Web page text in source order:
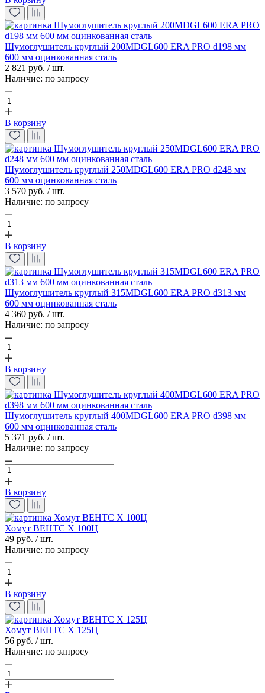
Шумоглушитель круглый 200MDGL600 ERA PRO d198 мм
600 мм оцинкованная сталь
2 821 руб. / шт.
Наличие: по запросу
В корзину
Шумоглушитель круглый 250MDGL600 ERA PRO d248 мм
600 мм оцинкованная сталь
3 570 руб. / шт.
Наличие: по запросу
В корзину
Шумоглушитель круглый 315MDGL600 ERA PRO d313 мм
600 мм оцинкованная сталь
4 360 руб. / шт.
Наличие: по запросу
В корзину
Шумоглушитель круглый 400MDGL600 ERA PRO d398 мм
600 мм оцинкованная сталь
5 371 руб. / шт.
Наличие: по запросу
В корзину
Хомут ВЕНТС Х 100Ц
49 руб. / шт.
Наличие: по запросу
В корзину
Хомут ВЕНТС Х 125Ц
56 руб. / шт.
Наличие: по запросу